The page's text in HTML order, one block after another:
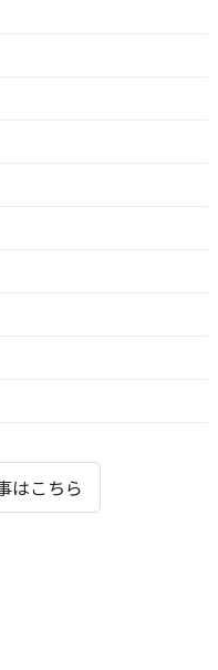
はこちら